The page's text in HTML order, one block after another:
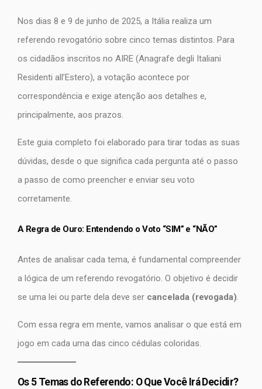
Nos dias 8 e 9 de junho de 2025, a Itália realiza um
referendo revogatório sobre cinco temas distintos. Para
os cidadãos inscritos no AIRE (Anagrafe degli Italiani
Residenti all’Estero), a votação acontece por
correspondência e exige atenção aos detalhes e,
principalmente, aos prazos.
Este guia completo foi elaborado para tirar todas as suas
dúvidas, desde o que significa cada pergunta até o passo
a passo de como preencher e enviar seu voto
corretamente.
A Regra de Ouro: Entendendo o Voto “SIM” e “NÃO”
Antes de analisar cada tema, é fundamental compreender
a lógica de um referendo revogatório. O objetivo é decidir
se uma lei ou parte dela deve ser cancelada (revogada).
Com essa regra em mente, vamos analisar o que está em
jogo em cada uma das cinco cédulas coloridas.
Os 5 Temas do Referendo: O Que Você Irá Decidir?